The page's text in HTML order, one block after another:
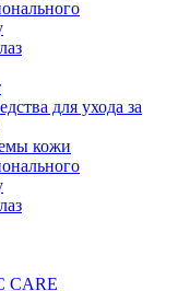
для ухода за
кожи
CARE